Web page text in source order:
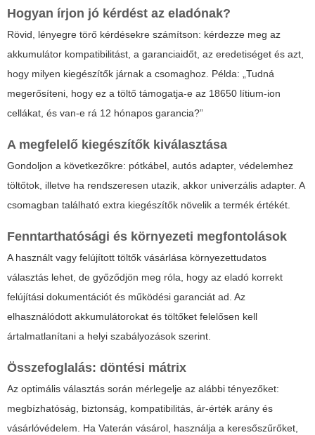
Hogyan írjon jó kérdést az eladónak?
Rövid, lényegre törő kérdésekre számítson: kérdezze meg az
akkumulátor kompatibilitást, a garanciaidőt, az eredetiséget és azt,
hogy milyen kiegészítők járnak a csomaghoz. Példa: „Tudná
megerősíteni, hogy ez a töltő támogatja-e az 18650 lítium-ion
cellákat, és van-e rá 12 hónapos garancia?”
A megfelelő kiegészítők kiválasztása
Gondoljon a következőkre: pótkábel, autós adapter, védelemhez
töltőtok, illetve ha rendszeresen utazik, akkor univerzális adapter. A
csomagban található extra kiegészítők növelik a termék értékét.
Fenntarthatósági és környezeti megfontolások
A használt vagy felújított töltők vásárlása környezettudatos
választás lehet, de győződjön meg róla, hogy az eladó korrekt
felújítási dokumentációt és működési garanciát ad. Az
elhasználódott akkumulátorokat és töltőket felelősen kell
ártalmatlanítani a helyi szabályozások szerint.
Összefoglalás: döntési mátrix
Az optimális választás során mérlegelje az alábbi tényezőket:
megbízhatóság, biztonság, kompatibilitás, ár-érték arány és
vásárlóvédelem. Ha Vaterán vásárol, használja a keresőszűrőket,